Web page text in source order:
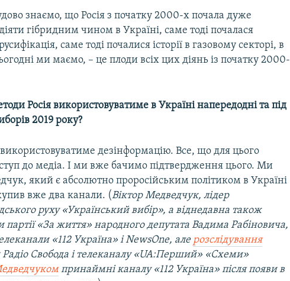
знаємо, що Росія з початку 2000-х почала дуже
гібридним чином в Україні, саме тоді почалася
саме тоді почалися історії в газовому секторі, в
ми маємо, – це плоди всіх цих діянь із початку 2000-
Росія використовуватиме в Україні напередодні та під
2019 року?
дезінформацію. Все, що для цього
до медіа. І ми вже бачимо підтвердження цього. Ми
який є абсолютно проросійським політиком в Україні
вже два канали. (Віктор Медведчук, лідер
руху «Український вибір», а віднедавна також
партії «За життя» народного депутата Вадима Рабіновича,
«112 Україна» і NewsOne, але розслідування
Радіо Свобода і телеканалу «UA:Перший» «Схеми»
принаймні каналу «112 Україна» після появи в